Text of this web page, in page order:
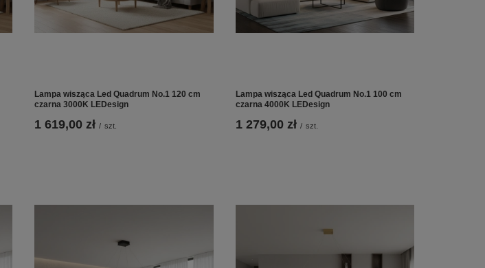
Lampa wisząca Led Quadrum No.1 120 cm
czarna 3000K LEDesign
1 619,00 zł / szt.
Lampa wisząca Led Quadrum No.1 100 cm
czarna 4000K LEDesign
1 279,00 zł / szt.